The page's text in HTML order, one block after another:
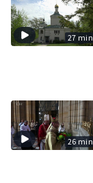
27 min
26 min